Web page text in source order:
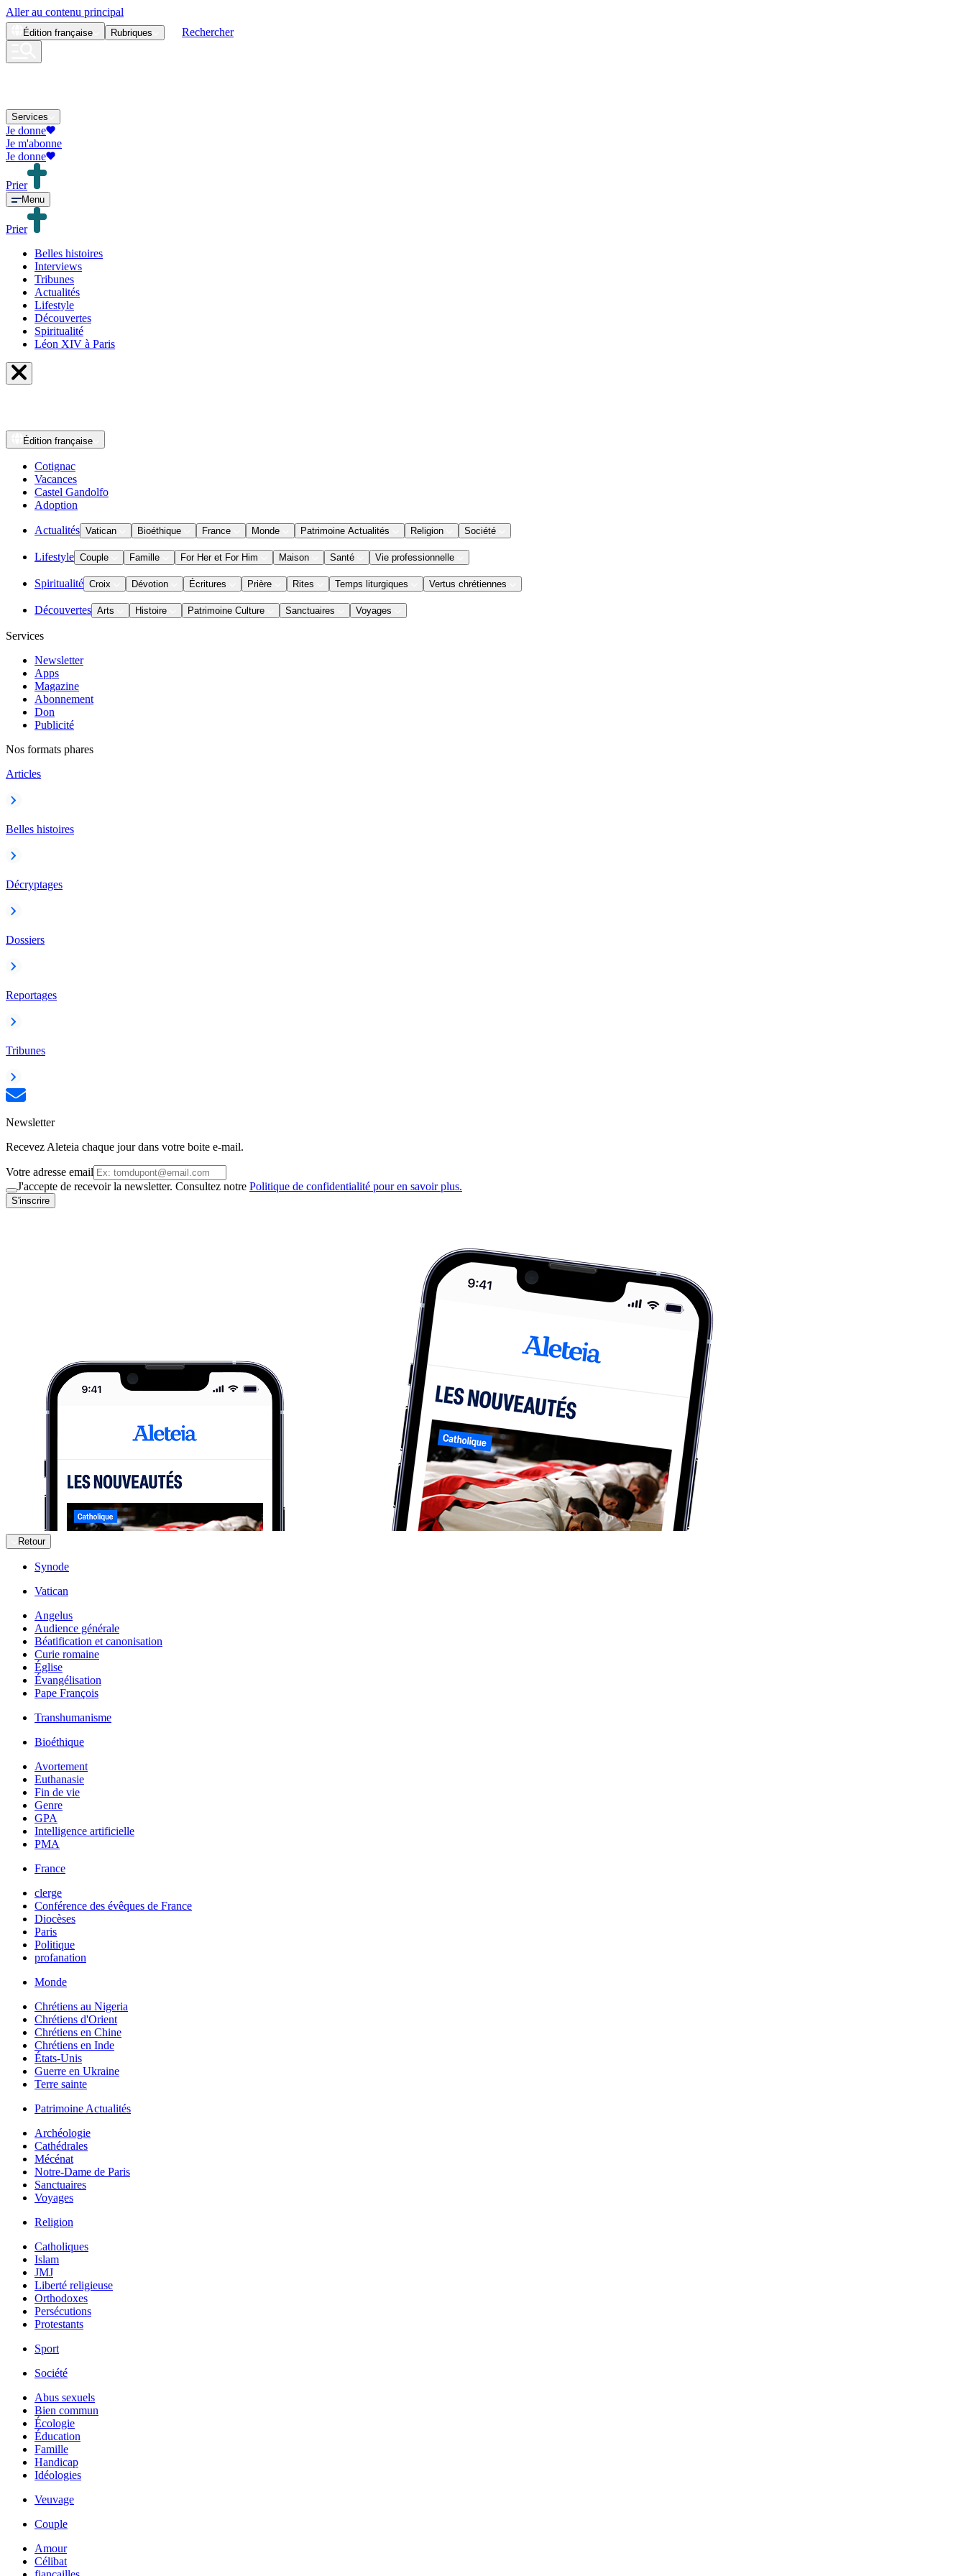
Aller au contenu principal
Édition française Rubriques Rechercher
Services
Je donne
Je m'abonne
Je donne
Prier
Menu
Prier
Belles histoires
Interviews
Tribunes
Actualités
Lifestyle
Découvertes
Spiritualité
Léon XIV à Paris
Édition française
Cotignac
Vacances
Castel Gandolfo
Adoption
Actualités Vatican Bioéthique France Monde Patrimoine Actualités Religion Société
Lifestyle Couple Famille For Her et For Him Maison Santé Vie professionnelle
Spiritualité Croix Dévotion Écritures Prière Rites Temps liturgiques Vertus chrétiennes
Découvertes Arts Histoire Patrimoine Culture Sanctuaires Voyages
Services
Newsletter
Apps
Magazine
Abonnement
Don
Publicité
Nos formats phares
Articles
Belles histoires
Décryptages
Dossiers
Reportages
Tribunes
Newsletter
Recevez Aleteia chaque jour dans votre boite e-mail.
Votre adresse email
J'accepte de recevoir la newsletter. Consultez notre Politique de confidentialité pour en savoir plus.
S'inscrire
Retour
Synode
Vatican
Angelus
Audience générale
Béatification et canonisation
Curie romaine
Église
Évangélisation
Pape François
Transhumanisme
Bioéthique
Avortement
Euthanasie
Fin de vie
Genre
GPA
Intelligence artificielle
PMA
France
clerge
Conférence des évêques de France
Diocèses
Paris
Politique
profanation
Monde
Chrétiens au Nigeria
Chrétiens d'Orient
Chrétiens en Chine
Chrétiens en Inde
États-Unis
Guerre en Ukraine
Terre sainte
Patrimoine Actualités
Archéologie
Cathédrales
Mécénat
Notre-Dame de Paris
Sanctuaires
Voyages
Religion
Catholiques
Islam
JMJ
Liberté religieuse
Orthodoxes
Persécutions
Protestants
Sport
Société
Abus sexuels
Bien commun
Écologie
Éducation
Famille
Handicap
Idéologies
Veuvage
Couple
Amour
Célibat